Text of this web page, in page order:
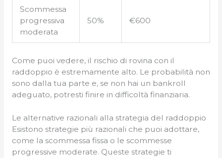
Scommessa
progressiva
moderata
50% €600
Come puoi vedere, il rischio di rovina con il
raddoppio è estremamente alto. Le probabilità non
sono dalla tua parte e, se non hai un bankroll
adeguato, potresti finire in difficoltà finanziaria.
Le alternative razionali alla strategia del raddoppio
Esistono strategie più razionali che puoi adottare,
come la scommessa fissa o le scommesse
progressive moderate. Queste strategie ti